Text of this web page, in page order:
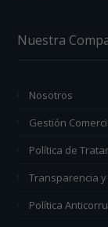
Nuestra
Nosotros
Gestión
Política de
Transparencia
Política